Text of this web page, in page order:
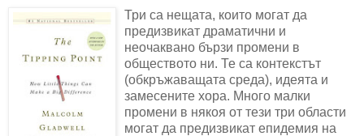
Три са нещата, които могат да
предизвикат драматични и
неочаквано бързи промени в
обществото ни. Те са контекстът
(обкръжаващата среда), идеята и
замесените хора. Много малки
промени в някоя от тези три области
могат да предизвикат епидемия на